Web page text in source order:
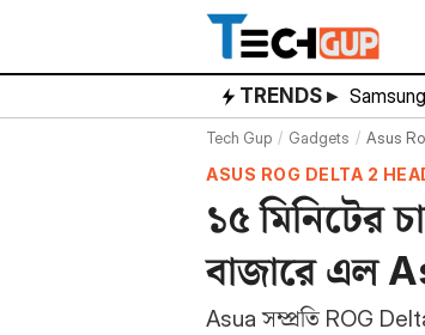
content
TRENDS ▸
Tech Gup Gadgets Asus
ASUS ROG DELTA 2
১৫ মিনিটের
বাজারে এল
Asua সম্প্রতি ROG